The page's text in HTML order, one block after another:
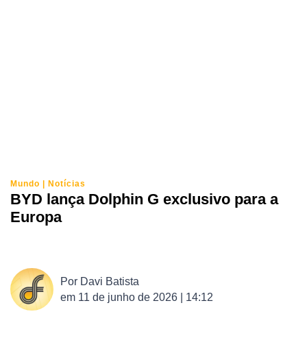
Mundo | Notícias
BYD lança Dolphin G exclusivo para a
Europa
Por Davi Batista
em 11 de junho de 2026 | 14:12